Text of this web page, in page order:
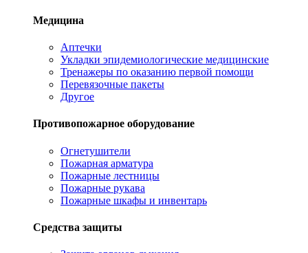
Медицина
Аптечки
Укладки эпидемиологические медицинские
Тренажеры по оказанию первой помощи
Перевязочные пакеты
Другое
Противопожарное оборудование
Огнетушители
Пожарная арматура
Пожарные лестницы
Пожарные рукава
Пожарные шкафы и инвентарь
Средства защиты